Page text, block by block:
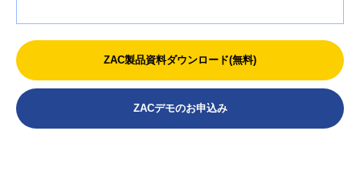
ZAC製品資料ダウンロード(無料)
ZACデモのお申込み